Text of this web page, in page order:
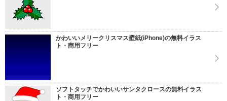
かわいいメリークリスマス壁紙(iPhone)の無料イラス
ト・商用フリー
ソフトタッチでかわいいサンタクロースの無料イラス
ト・商用フリー